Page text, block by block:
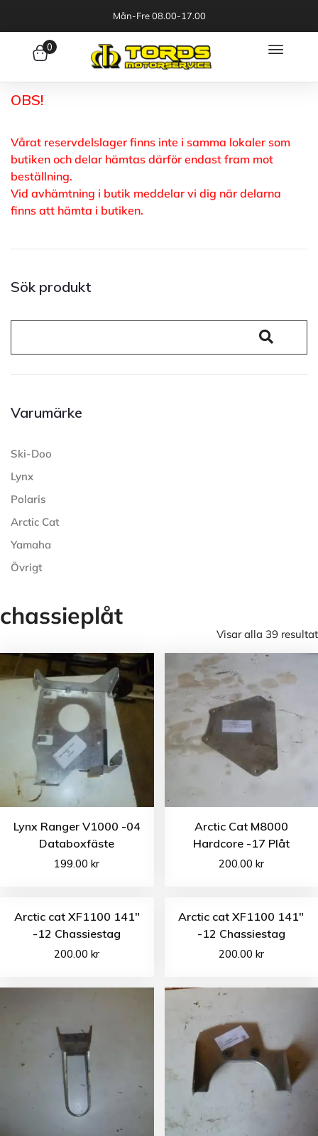
Mån-Fre 08.00-17.00
0
OBS!
Vårat reservdelslager finns inte i samma lokaler som
butiken och delar hämtas därför endast fram mot
beställning.
Vid avhämtning i butik meddelar vi dig när delarna
finns att hämta i butiken.
Sök produkt
Varumärke
Ski-Doo
Lynx
Polaris
Arctic Cat
Yamaha
Övrigt
chassieplåt
Visar alla 39 resultat
Lynx Ranger V1000 -04
Databoxfäste
199.00kr
Arctic Cat M8000
Hardcore -17 Plåt
200.00 kr
Arctic cat XF1100 141″
-12 Chassiestag
200.00kr
Arctic cat XF1100 141″
-12 Chassiestag
200.00 kr